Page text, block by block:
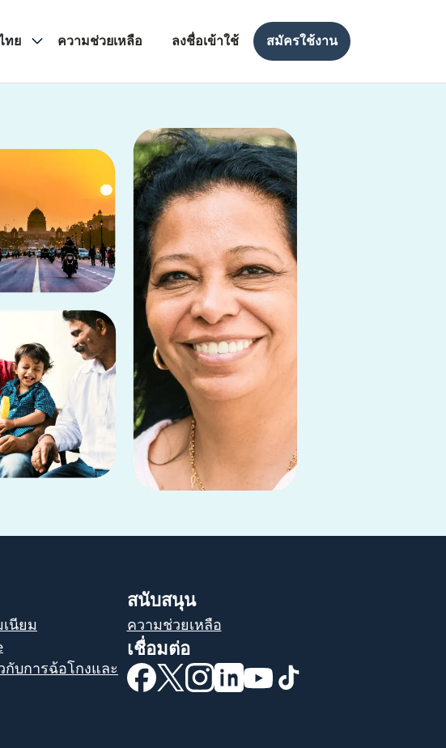
ทย ความช่วยเหลือ ลงชื่อเข้าใช้ สมัครใช้งาน
เนียม
กับการฉ้อโกงและ
สนับสนุน
ความช่วยเหลือ
เชื่อมต่อ
(เปิดในหน้าต่างใหม่)
(เปิดในหน้าต่างใหม่)
(เปิดในหน้าต่างใหม่)
(เปิดในหน้าต่างใหม่)
(เปิดในหน้าต่างใหม่)